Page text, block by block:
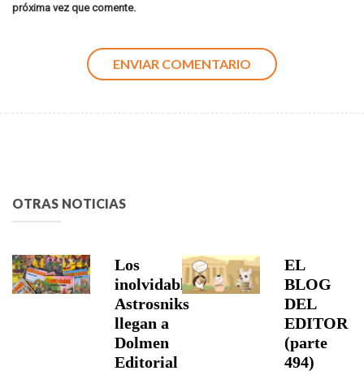
próxima vez que comente.
OTRAS NOTICIAS
Los
inolvidables
Astrosniks
llegan a
Dolmen
Editorial
EL
BLOG
DEL
EDITOR
(parte
494)